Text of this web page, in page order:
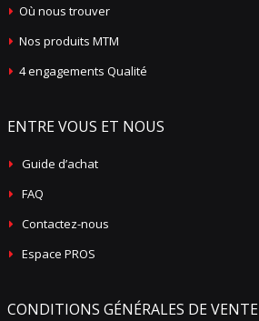
Où nous trouver
Nos produits MTM
4 engagements Qualité
ENTRE VOUS ET NOUS
Guide d’achat
FAQ
Contactez-nous
Espace PROS
CONDITIONS GÉNÉRALES DE VENTE